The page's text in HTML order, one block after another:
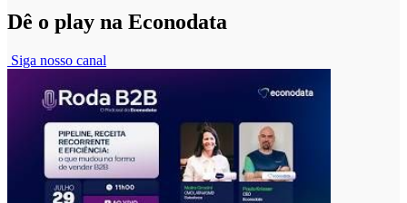
Dê o play na Econodata
Siga nosso canal